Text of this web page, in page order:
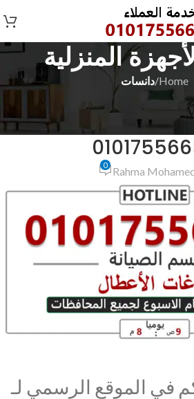
المنزلية
Home
/دانسات
دانسات
الدقهلية شربين
Rahma
0
في الموقع الرسمي لـ